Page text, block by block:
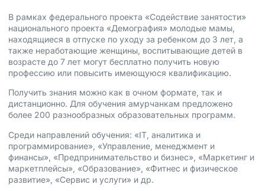
В рамках федерального проекта «Содействие занятости»
национального проекта «Демография» молодые мамы,
находящиеся в отпуске по уходу за ребенком до 3 лет, а
также неработающие женщины, воспитывающие детей в
возрасте до 7 лет могут бесплатно получить новую
профессию или повысить имеющуюся квалификацию.
Получить знания можно как в очном формате, так и
дистанционно. Для обучения амурчанкам предложено
более 200 разнообразных образовательных программ.
Среди направлений обучения: «IT, аналитика и
программирование», «Управление, менеджмент и
финансы», «Предпринимательство и бизнес», «Маркетинг и
маркетплейсы», «Образование», «Фитнес и физическое
развитие», «Сервис и услуги» и др.